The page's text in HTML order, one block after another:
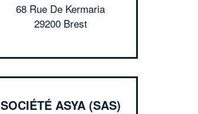
68 Rue De Kermaria
29200 Brest
SOCIÉTÉ ASYA (SAS)